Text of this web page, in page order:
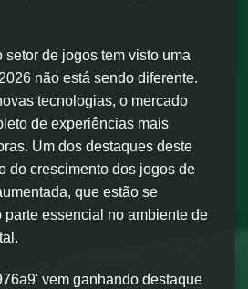
setor de jogos tem visto uma
não está sendo diferente.
tecnologias, o mercado
de experiências mais
Um dos destaques deste
do crescimento dos jogos de
que estão se
essencial no ambiente de
vem ganhando destaque